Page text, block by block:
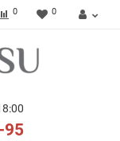
0 0
95